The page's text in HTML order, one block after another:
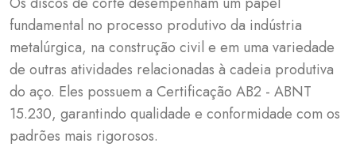
fundamental no processo produtivo da indústria
metalúrgica, na construção civil e em uma variedade
de outras atividades relacionadas à cadeia produtiva
do aço. Eles possuem a Certificação AB2 - ABNT
15.230, garantindo qualidade e conformidade com os
padrões mais rigorosos.